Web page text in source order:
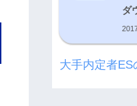
ダ
大手内定者ES